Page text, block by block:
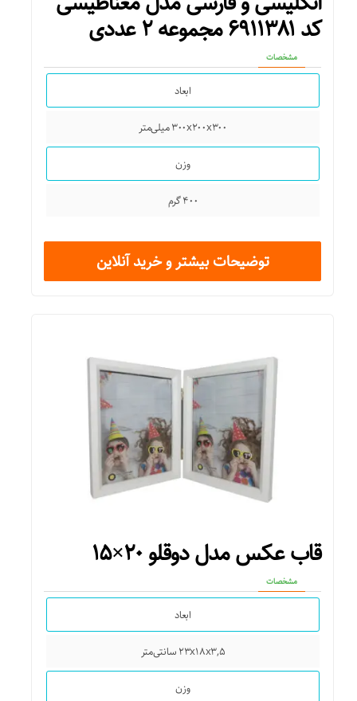
سایر توضیحات
مدت زمان بازی: بیش از ۱۵ دقیقه
کد ۶۹۱۱۳۸۱ مجموعه ۲ عددی
مشخصات
ابعاد
۳۰۰x۲۰۰x۳۰۰ میلی‌متر
وزن
۴۰۰ گرم
توضیحات بیشتر و خرید آنلاین
قاب عکس مدل دوقلو ۲۰×۱۵
مشخصات
ابعاد
۲۳x۱۸x۳,۵ سانتی‌متر
وزن